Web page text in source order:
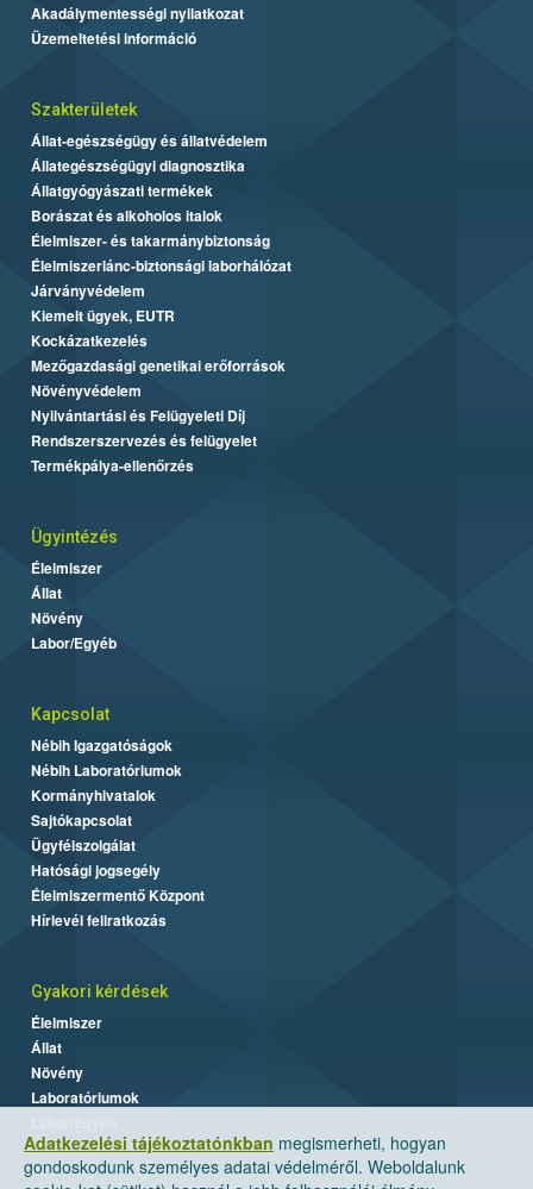
Adatkezelési tájékoztatónkban megismerheti, hogyan
gondoskodunk személyes adatai védelméről. Weboldalunk
Akadálymentességi nyilatkozat
Üzemeltetési információ
Szakterületek
Állat-egészségügy és állatvédelem
Állategészségügyi diagnosztika
Állatgyógyászati termékek
Borászat és alkoholos italok
Élelmiszer- és takarmánybiztonság
Élelmiszerlánc-biztonsági laborhálózat
Járványvédelem
Kiemelt ügyek, EUTR
Kockázatkezelés
Mezőgazdasági genetikai erőforrások
Növényvédelem
Nyilvántartási és Felügyeleti Díj
Rendszerszervezés és felügyelet
Termékpálya-ellenőrzés
Ügyintézés
Élelmiszer
Állat
Növény
Labor/Egyéb
Kapcsolat
Nébih Igazgatóságok
Nébih Laboratóriumok
Kormányhivatalok
Sajtókapcsolat
Ügyfélszolgálat
Hatósági jogsegély
Élelmiszermentő Központ
Hírlevél feliratkozás
Gyakori kérdések
Élelmiszer
Állat
Növény
Laboratóriumok